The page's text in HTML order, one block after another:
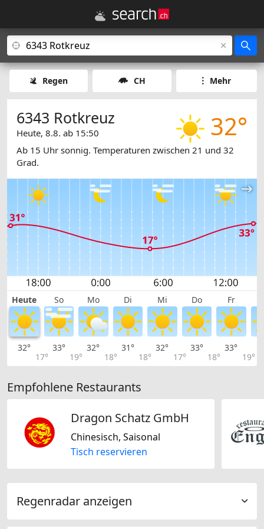
Regen CH Mehr
32°
6343 Rotkreuz
Heute, 8.8. ab 15:50
Ab 15 Uhr sonnig. Temperaturen zwischen 21 und 32
Grad.
Heute So Mo Di Mi Do Fr
32°
17°
33°
19°
32°
18°
31°
18°
32°
17°
33°
18°
33°
19°
Empfohlene Restaurants
Dragon Schatz GmbH
Chinesisch, Saisonal
Tisch reservieren
Regenradar anzeigen